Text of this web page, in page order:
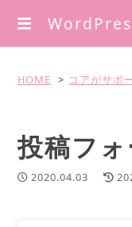
HOME コアがサポ
投稿フ
2020.04.03